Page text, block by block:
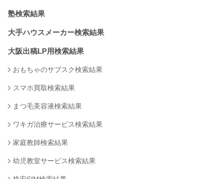
塾検索結果
大手ハウスメーカー検索結果
大阪出稿LP用検索結果
おもちゃのサブスク検索結果
スマホ買取検索結果
まつ毛美容液検索結果
ワキガ治療サービス検索結果
家庭教師検索結果
幼児教室サービス検索結果